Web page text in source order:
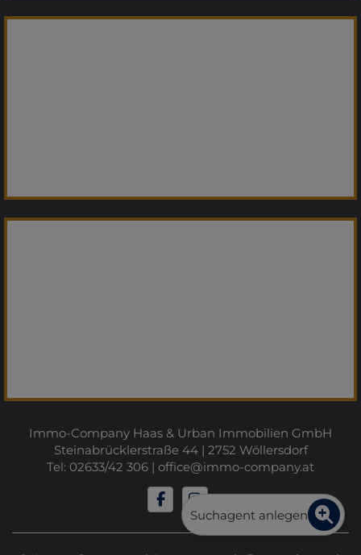
Immo-Company Haas & Urban Immobilien GmbH
Steinabrücklerstraße 44 | 2752 Wöllersdorf
Tel: 02633/42 306 | office@immo-company.at
Suchagent anlegen